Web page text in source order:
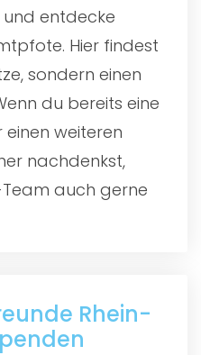
und entdecke
Hier findest
sondern einen
du bereits eine
weiteren
nachdenkst,
auch gerne
Rhein-